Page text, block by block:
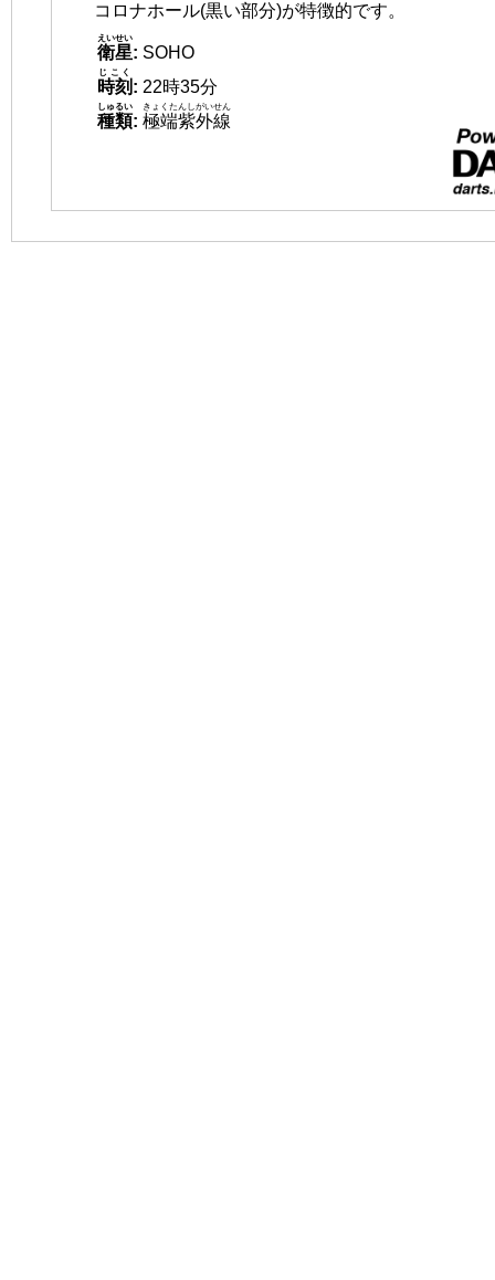
コロナホール(黒い部分)が特徴的です。
衛星
えいせい
: SOHO
時刻
じこく
: 22時35分
種類
しゅるい
: 極端紫外線
きょくたんしがいせん